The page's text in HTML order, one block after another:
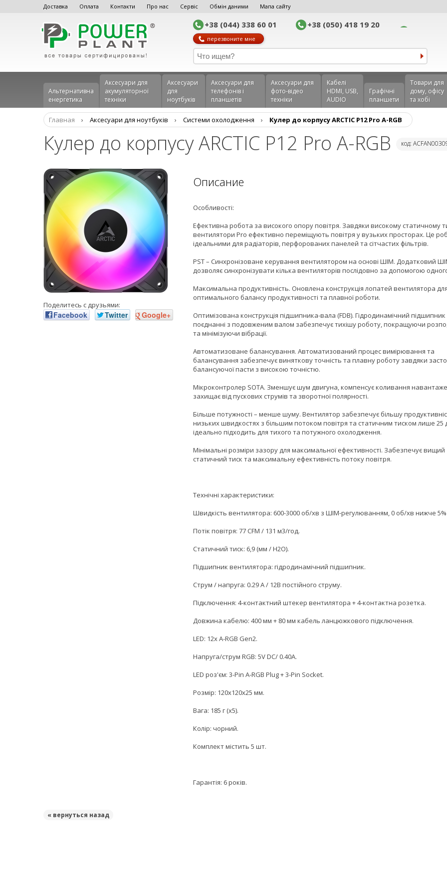
Доставка Оплата Контакти Про нас Сервіс Обмін даними Мапа сайту
+38 (044) 338 60 01 +38 (050) 418 19 20
перезвоните мне
Альтернативна
енергетика
Аксесуари для
акумуляторної
техніки
Аксесуари
для
ноутбуків
Аксеcуари для
телефонів і
планшетів
Аксесуари для
фото-відео
техніки
Кабелі
HDMI, USB,
AUDIO
Графічні
планшети
Товари для
дому, офісу
та хобі
Главная › Аксесуари для ноутбуків › Системи охолодження › Кулер до корпусу ARCTIC P12 Pro A-RGB
Кулер до корпусу ARCTIC P12 Pro A-RGB код:
Поделитесь с друзьями:
Facebook Twitter Google+
Описание
Особливості:
Ефективна робота за високого опору повітря. Завдяки високому статичному
вентилятори Pro ефективно переміщують повітря у вузьких просторах. Це
ідеальними для радіаторів, перфорованих панелей та сітчастих фільтрів.
PST – Синхронізоване керування вентилятором на основі ШІМ. Додатковий
дозволяє синхронізувати кілька вентиляторів послідовно за допомогою
Максимальна продуктивність. Оновлена конструкція лопатей вентилятора
оптимального балансу продуктивності та плавної роботи.
Оптимізована конструкція підшипника-вала (FDB). Гідродинамічний підшипник
поєднанні з подовженим валом забезпечує тихішу роботу, покращуючи
та мінімізуючи вібрації.
Автоматизоване балансування. Автоматизований процес вимірювання та
балансування забезпечує виняткову точність та плавну роботу завдяки
балансуючої пасти з високою точністю.
Мікроконтролер SOTA. Зменшує шум двигуна, компенсує коливання
захищає від пускових струмів та зворотної полярності.
Більше потужності – менше шуму. Вентилятор забезпечує більшу
низьких швидкостях з більшим потоком повітря та статичним тиском лише 25
ідеально підходить для тихого та потужного охолодження.
Мінімальні розміри зазору для максимальної ефективності. Забезпечує вищий
статичний тиск та максимальну ефективність потоку повітря.
Технічні характеристики:
Швидкість вентилятора: 600-3000 об/хв з ШІМ-регулюванням, 0 об/хв нижче
Потік повітря: 77 CFM / 131 м3/год.
Статичний тиск: 6,9 (мм / H2O).
Підшипник вентилятора: гідродинамічний підшипник.
Струм / напруга: 0.29 A / 12В постійного струму.
Підключення: 4-контактний штекер вентилятора + 4-контактна розетка.
Довжина кабелю: 400 мм + 80 мм кабель ланцюжкового підключення.
LED: 12x A-RGB Gen2.
Напруга/струм RGB: 5V DC/ 0.40A.
LED роз'єм: 3-Pin A-RGB Plug + 3-Pin Socket.
Розмір: 120x120x25 мм.
Вага: 185 г (x5).
Колір: чорний.
Комплект містить 5 шт.
Гарантія: 6 років.
« вернуться назад